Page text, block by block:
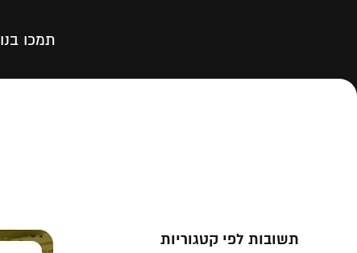
תמכו בנו
תשובות לפי קטגוריות